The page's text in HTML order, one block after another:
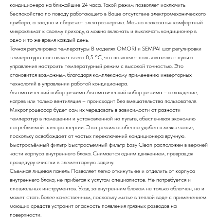
кондиционера на ближайшие 24 часа. Такой режим позволяет исключить
беспокойство по поводу работающего в Ваше отсутствие электромеханического
прибора, а заодно и сбережет электроэнергию. Можно «заказать» комфортный
микроклимат к своему приходу, а можно включать и выключать кондиционер в
одно и то же время каждый день.
Точная регулировка температуры В моделях OMORI и SEMPAI шаг регулировки
температуры составляет всего 0,5 °С, что позволяет пользователю с пульта
управления настроить температурный режим с высокой точностью. Это
становится возможным благодаря комплексному применению инверторных
технологий в управлении работой кондиционера.
Автоматический выбор режима Автоматический выбор режима – охлаждение,
нагрев или только вентиляция – происходит без вмешательства пользователя.
Микропроцессор будет сам их чередовать в зависимости от разности
температур в помещении и установленной на пульте, обеспечивая экономию
потребляемой электроэнергии. Этот режим особенно удобен в межсезонье,
поскольку освобождает от частых переключений кондиционера вручную.
Быстросъёмный фильтр Быстросъемный фильтр Easy Clean расположен в верхней
части корпуса внутреннего блока. Снимается одним движением, превращая
процедуру очистки в элементарную задачу.
Съемная лицевая панель Позволяет легко откинуть ее и отделить от корпуса
внутреннего блока, не прибегая к услугам специалистов. Не потребуется и
специальных инструментов. Уход за внутренним блоком не только облегчен, но и
может стать более качественным, поскольку мытье в теплой воде с применением
моющих средств устранит опасность появления грязных разводов на
поверхности.